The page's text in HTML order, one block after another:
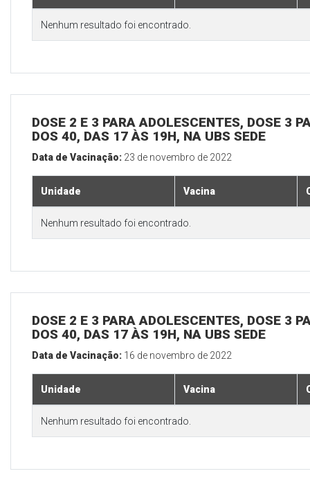
Nenhum resultado foi encontrado.
DOSE 2 E 3 PARA ADOLESCENTES, DOSE 3
DOS 40, DAS 17 ÀS 19H, NA UBS SEDE
Data de Vacinação: 23 de novembro de 2022
Unidade Vacina
Nenhum resultado foi encontrado.
DOSE 2 E 3 PARA ADOLESCENTES, DOSE 3
DOS 40, DAS 17 ÀS 19H, NA UBS SEDE
Data de Vacinação: 16 de novembro de 2022
Unidade Vacina
Nenhum resultado foi encontrado.